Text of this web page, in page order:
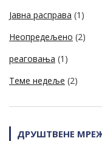
Јавна расправа (1)
Неопредељено (2)
реаговања (1)
Теме недеље (2)
ДРУШТВЕНЕ